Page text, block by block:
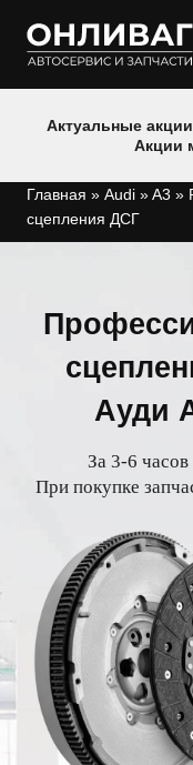
содержимому
Актуальные
Акции
Главная » Audi »A3 »
сцепления ДСГ
Ауди
За 3-6
При покупке